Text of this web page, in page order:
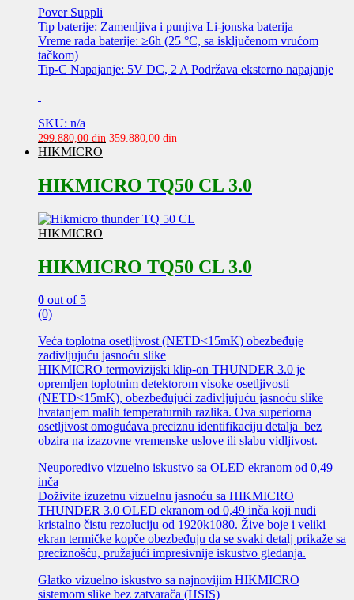
Pover Suppli
Tip baterije: Zamenljiva i punjiva Li-jonska baterija
Vreme rada baterije: ≥6h (25 °C, sa isključenom vrućom
tačkom)
Tip-C Napajanje: 5V DC, 2 A Podržava eksterno napajanje
SKU: n/a
299.880,00 din 359.880,00din
HIKMICRO
HIKMICRO TQ50 CL 3.0
HIKMICRO
HIKMICRO TQ50 CL 3.0
0 out of 5
(0)
Veća toplotna osetljivost (NETD<15mK) obezbeđuje
zadivljujuću jasnoću slike
HIKMICRO termovizijski klip-on THUNDER 3.0 je
opremljen toplotnim detektorom visoke osetljivosti
(NETD<15mK), obezbeđujući zadivljujuću jasnoću slike
hvatanjem malih temperaturnih razlika. Ova superiorna
osetljivost omogućava preciznu identifikaciju detalja bez
obzira na izazovne vremenske uslove ili slabu vidljivost.
Neuporedivo vizuelno iskustvo sa OLED ekranom od 0,49
inča
Doživite izuzetnu vizuelnu jasnoću sa HIKMICRO
THUNDER 3.0 OLED ekranom od 0,49 inča koji nudi
kristalno čistu rezoluciju od 1920k1080. Žive boje i veliki
ekran termičke kopče obezbeđuju da se svaki detalj prikaže sa
preciznošću, pružajući impresivnije iskustvo gledanja.
Glatko vizuelno iskustvo sa najnovijim HIKMICRO
sistemom slike bez zatvarača (HSIS)